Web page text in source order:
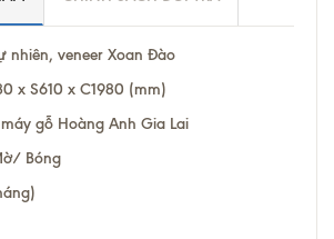
nhiên, veneer Xoan Đào
x S610 x C1980 (mm)
gỗ Hoàng Anh Gia Lai
Bóng